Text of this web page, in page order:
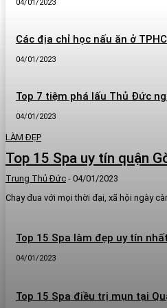
04/01/2023
Các địa chỉ học nấu ăn ở
04/01/2023
Top 7 tiệm phá lấu Thủ Đức
04/01/2023
LÀM ĐẸP
Top 15 Spa uy tín quận
Trung Thủ Đức - 04/01/2023
Chạy đua với mọi thời đại, xã hội ngày
Top 15 Spa làm đẹp uy tín
04/01/2023
Top 15 Spa điều trị mụn tại